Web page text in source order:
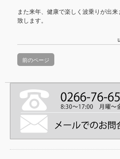
また来年、健康で楽しく波乗りが出
致します。
前のページ